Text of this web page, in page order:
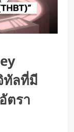
ในไทย
วน
ทัลที่มี
ตรา